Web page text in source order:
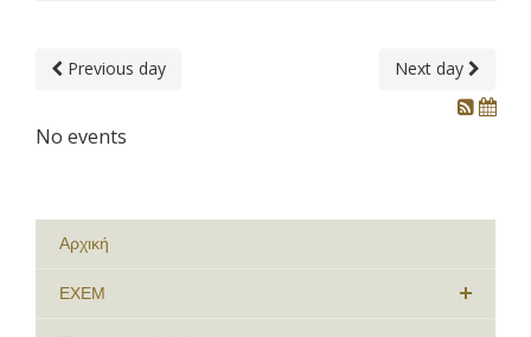
Previous day Next day
No events
Αρχική
ΕΧΕΜ